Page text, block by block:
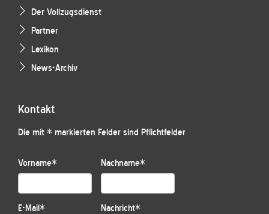
Der Vollzugsdienst
Partner
Lexikon
News-Archiv
Kontakt
Die mit * markierten Felder sind Pflichtfelder
Vorname* Nachname*
E-Mail* Nachricht*